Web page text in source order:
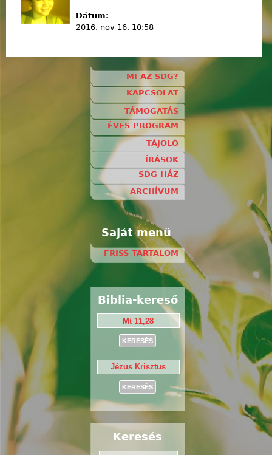
Dátum:
2016. nov 16. 10:58
MI AZ SDG?
KAPCSOLAT
TÁMOGATÁS
ÉVES PROGRAM
TÁJOLÓ
ÍRÁSOK
SDG HÁZ
ARCHÍVUM
Saját menü
FRISS TARTALOM
Biblia-kereső
Keresés